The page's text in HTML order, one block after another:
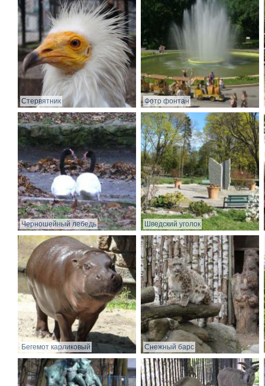
Стервятник Фото фонтан
Черношейный лебедь Шведский уголок
Бегемот карликовый Снежный барс